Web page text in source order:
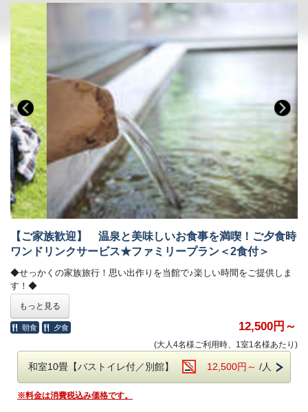
信玄の隠し湯として知られる、【中川温泉】
無色透明ですが、柔らかな湯触りの温泉は日本一ｐＨ値が高い、
強アルカリ性の温泉で“美人の湯”としても有名です。
男女別の大浴場・露天風呂には天然檜を惜しみなく使った檜風呂がござ
います。
こちらは、檜の中でも樹齢2,000年を越える「古代檜」を使用しており
ます。
森林浴同様の効果が得られると言われている、古代檜のお風呂で
温泉浴をお楽しみ下さいませ。
入浴時間／6：30～22：30
無色透明ですが、柔らかな湯触りの温泉は日本一ｐＨ値が高い、
強アルカリ性の温泉で“美人の湯”としても有名です。
男女別の大浴場・露天風呂には天然檜を惜しみなく使った檜風呂がござ
います。
こちらは、檜の中でも樹齢2,000年を越える「古代檜」を使用しており
ます。
森林浴同様の効果が得られると言われている、古代檜のお風呂で
温泉浴をお楽しみ下さいませ。
入浴時間／6：30～22：30
■□館内のご案内□■
～養魚場～
当館では、丹沢の清水を使い、ニジマス・山女魚などの養殖をしており
ます。
養魚場で捕れた魚は、お食事の時にお客様にお出ししております。
～やな茶屋「浮床」・「浮船」～
屋根付のバーベキュー場です。
とれたての川魚を炭火で焼いて、お召し上がり頂けます。
また、お土産にお持ち帰り頂くこともできますよ。
□■周辺情報■□
御殿場プレミアム・アウトレットまで車で約３０分！
富士山が見える広大な森の中、一日中ショッピングが楽しめます。
【ご家族歓迎】 温泉と美味しいお食事を満喫！ご夕食時
ワンドリンクサービス★ファミリープラン＜2食付＞
◆せっかくの家族旅行！思い出作りを当館で♪楽しい時間をご提供しま
す！◆
お子様の初めての温泉旅行や、日頃の家事・育児が忙しく
ちょっとリフレッシュしたいな…というお客様におススメ！！
自然のマイナスイオンを感じて、日頃の疲れを癒して頂きたいです。
ご夕食時にワンドリンクサービス付き！ ※緊急事態宣言期間中はソフ
もっと見る
朝食 夕食 12,500円～
(大人4名様ご利用時、1室1名様あたり)
和室10畳【バストイレ付／別館】 12,500円～ /人
※料金は消費税込み価格です。